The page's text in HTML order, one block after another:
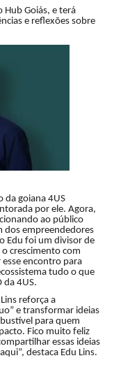
Hub Goiás, e terá
e reflexões sobre
da goiana 4US
por ele. Agora,
ao público
dos empreendedores
Edu foi um divisor de
o crescimento com
esse encontro para
tudo o que
da 4US.
reforça a
e transformar ideias
para quem
Fico muito feliz
essas ideias
destaca Edu Lins.